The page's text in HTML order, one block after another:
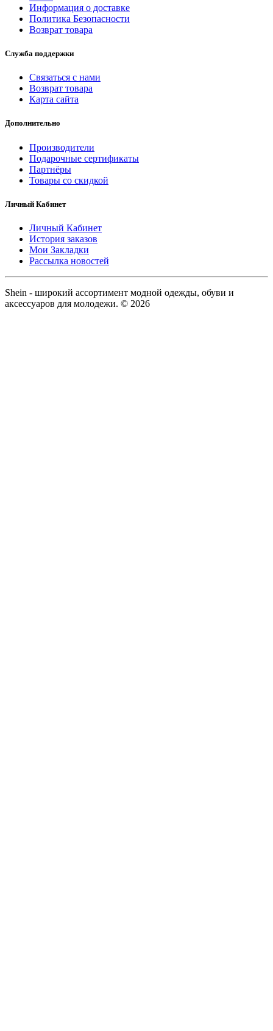
Информация о доставке
Политика Безопасности
Возврат товара
Служба поддержки
Связаться с нами
Возврат товара
Карта сайта
Дополнительно
Производители
Подарочные сертификаты
Партнёры
Товары со скидкой
Личный Кабинет
Личный Кабинет
История заказов
Мои Закладки
Рассылка новостей
Shein - широкий ассортимент модной одежды, обуви и
аксессуаров для молодежи. © 2026